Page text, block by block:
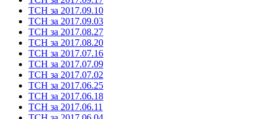
ТСН за 2017.09.10
ТСН за 2017.09.03
ТСН за 2017.08.27
ТСН за 2017.08.20
ТСН за 2017.07.16
ТСН за 2017.07.09
ТСН за 2017.07.02
ТСН за 2017.06.25
ТСН за 2017.06.18
ТСН за 2017.06.11